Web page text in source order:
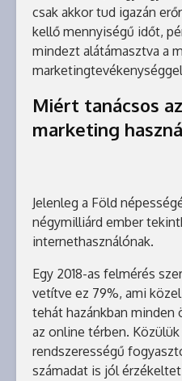
csak akkor tud igazán
kellő mennyiségű időt,
mindezt alátámasztva a
Miért tanácsos
marketing
Jelenleg a Föld
négymilliárd ember
internethasználónak.
Egy 2018-as felmérés
vetítve ez 79%, ami
tehát hazánkban minden
az online térben.
rendszerességű
számadat is jól